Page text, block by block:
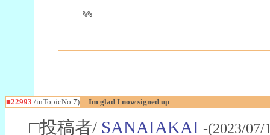
%%
■22993 /inTopicNo.7) Im glad I now signed up
□投稿者/ SANAIAKAI -(2023/